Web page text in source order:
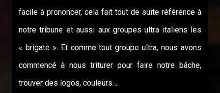
facile à prononcer, cela fait tout de suite référence à
notre tribune et aussi aux groupes ultra italiens les
« brigate ». Et comme tout groupe ultra, nous avons
commencé à nous triturer pour faire notre bâche,
trouver des logos, couleurs…